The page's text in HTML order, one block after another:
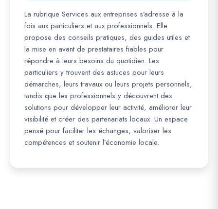
La rubrique Services aux entreprises s’adresse à la
fois aux particuliers et aux professionnels. Elle
propose des conseils pratiques, des guides utiles et
la mise en avant de prestataires fiables pour
répondre à leurs besoins du quotidien. Les
particuliers y trouvent des astuces pour leurs
démarches, leurs travaux ou leurs projets personnels,
tandis que les professionnels y découvrent des
solutions pour développer leur activité, améliorer leur
visibilité et créer des partenariats locaux. Un espace
pensé pour faciliter les échanges, valoriser les
compétences et soutenir l’économie locale.